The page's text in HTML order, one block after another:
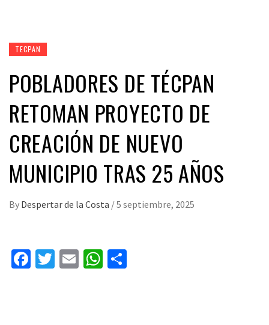
TECPAN
POBLADORES DE TÉCPAN
RETOMAN PROYECTO DE
CREACIÓN DE NUEVO
MUNICIPIO TRAS 25 AÑOS
By Despertar de la Costa /5 septiembre, 2025
Facebook
Twitter
EmailWhatsApp